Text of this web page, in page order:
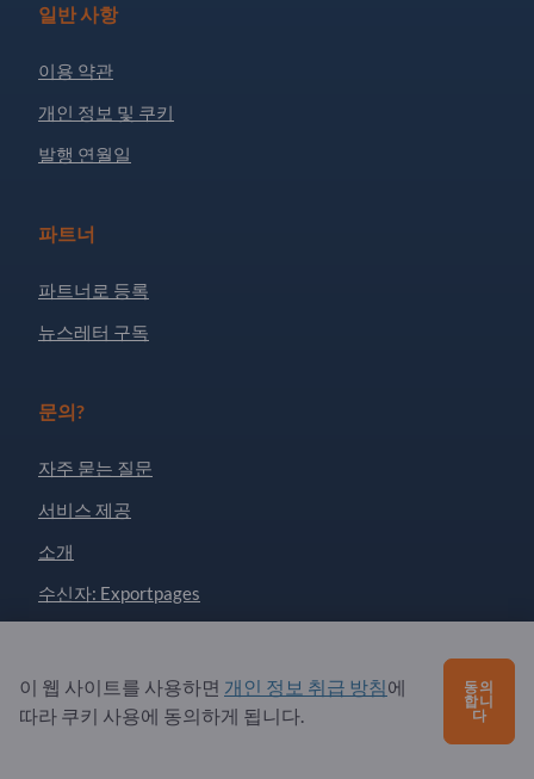
일반 사항
이용 약관
개인 정보 및 쿠키
발행 연월일
파트너
파트너로 등록
뉴스레터 구독
문의?
자주 묻는 질문
서비스 제공
소개
수신자: Exportpages
Exportpages International GmbH
이 웹 사이트를 사용하면 개인 정보 취급 방침에
따라 쿠키 사용에 동의하게 됩니다.
동의
합니
다